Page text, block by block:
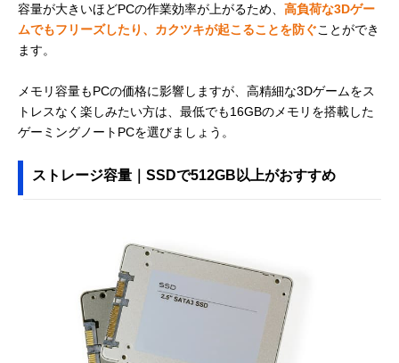
容量が大きいほどPCの作業効率が上がるため、 高負荷な3Dゲー
ムでもフリーズしたり、カクツキが起こることを防ぐことができ
ます。
メモリ容量もPCの価格に影響しますが、高精細な3Dゲームをス
トレスなく楽しみたい方は、最低でも16GBのメモリを搭載した
ゲーミングノートPCを選びましょう。
ストレージ容量｜SSDで512GB以上がおすすめ